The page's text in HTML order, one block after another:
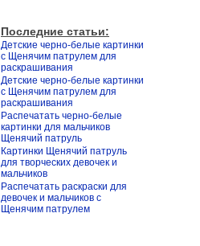
Последние статьи:
Детские черно-белые картинки
с Щенячим патрулем для
раскрашивания
Детские черно-белые картинки
с Щенячим патрулем для
раскрашивания
Распечатать черно-белые
картинки для мальчиков
Щенячий патруль
Картинки Щенячий патруль
для творческих девочек и
мальчиков
Распечатать раскраски для
девочек и мальчиков с
Щенячим патрулем